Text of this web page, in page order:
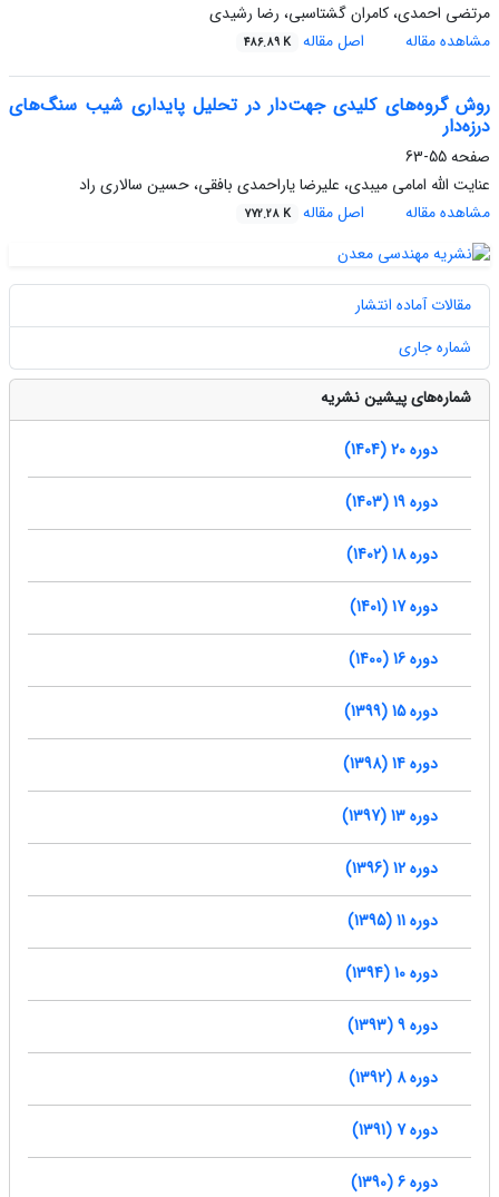
مرتضی احمدی، کامران گشتاسبی، رضا رشیدی
مشاهده مقاله
اصل مقاله 486.89 K
روش گروه‌های کلیدی جهت‌دار در تحلیل پایداری شیب سنگ‌های
درزه‌دار
صفحه55-63
عنایت الله امامی میبدی، علیرضا یاراحمدی بافقی، حسین سالاری راد
مشاهده مقاله
اصل مقاله 772.28 K
مقالات آماده انتشار
شماره جاری
شماره‌های پیشین نشریه
دوره 20 (1404)
دوره 19 (1403)
دوره 18 (1402)
دوره 17 (1401)
دوره 16 (1400)
دوره 15 (1399)
دوره 14 (1398)
دوره 13 (1397)
دوره 12 (1396)
دوره 11 (1395)
دوره 10 (1394)
دوره 9 (1393)
دوره 8 (1392)
دوره 7 (1391)
دوره 6 (1390)